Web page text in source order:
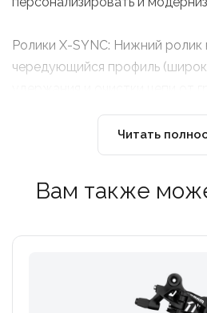
Ролики X-SYNC: Нижний ролик
чередующийся профиль
Максимальная звезда:
диапазоном до 50T.
Материал: стальная лапка и
но делает его устойчивым к
Читать
Вам также